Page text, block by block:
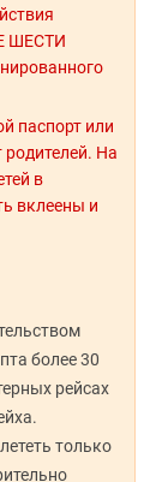
ШЕСТИ
паспорт или
На
в
вклеены и
более 30
рейсах
только